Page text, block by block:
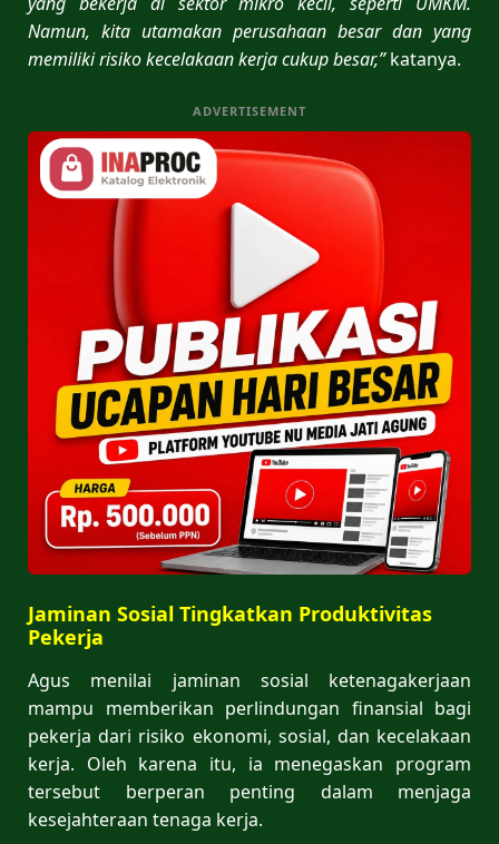
Namun, kita utamakan perusahaan besar dan yang
memiliki risiko kecelakaan kerja cukup besar,”katanya.
ADVERTISEMENT
Jaminan Sosial Tingkatkan Produktivitas
Pekerja
Agus menilai jaminan sosial ketenagakerjaan
mampu memberikan perlindungan finansial bagi
pekerja dari risiko ekonomi, sosial, dan kecelakaan
kerja. Oleh karena itu, ia menegaskan program
tersebut berperan penting dalam menjaga
kesejahteraan tenaga kerja.